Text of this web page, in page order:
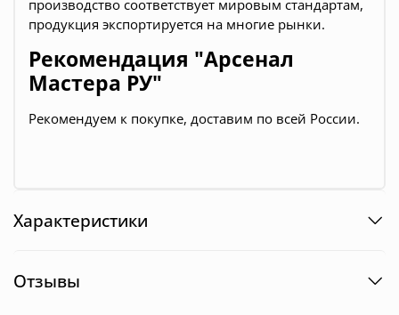
производство соответствует мировым стандартам,
продукция экспортируется на многие рынки.
Рекомендация "Арсенал
Мастера РУ"
Рекомендуем к покупке, доставим по всей России.
Характеристики
Отзывы